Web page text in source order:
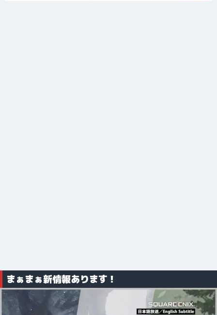
まぁまぁ新情報あります！